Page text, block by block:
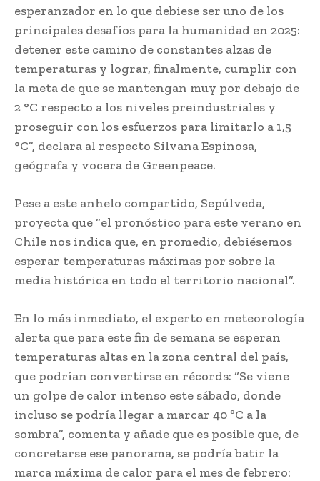
esperanzador en lo que debiese ser uno de los
principales desafíos para la humanidad en 2025:
detener este camino de constantes alzas de
temperaturas y lograr, finalmente, cumplir con
la meta de que se mantengan muy por debajo de
2 °C respecto a los niveles preindustriales y
proseguir con los esfuerzos para limitarlo a 1,5
°C”, declara al respecto Silvana Espinosa,
geógrafa y vocera de Greenpeace.
Pese a este anhelo compartido, Sepúlveda,
proyecta que “el pronóstico para este verano en
Chile nos indica que, en promedio, debiésemos
esperar temperaturas máximas por sobre la
media histórica en todo el territorio nacional”.
En lo más inmediato, el experto en meteorología
alerta que para este fin de semana se esperan
temperaturas altas en la zona central del país,
que podrían convertirse en récords: “Se viene
un golpe de calor intenso este sábado, donde
incluso se podría llegar a marcar 40 ºC a la
sombra”, comenta y añade que es posible que, de
concretarse ese panorama, se podría batir la
marca máxima de calor para el mes de febrero: